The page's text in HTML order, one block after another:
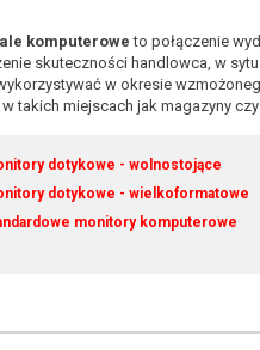
komputerowe to połączenie
skuteczności handlowca, w
w okresie
takich miejscach jak magazyny
dotykowe - wolnostojące
dotykowe - wielkoformatowe
monitory komputerowe